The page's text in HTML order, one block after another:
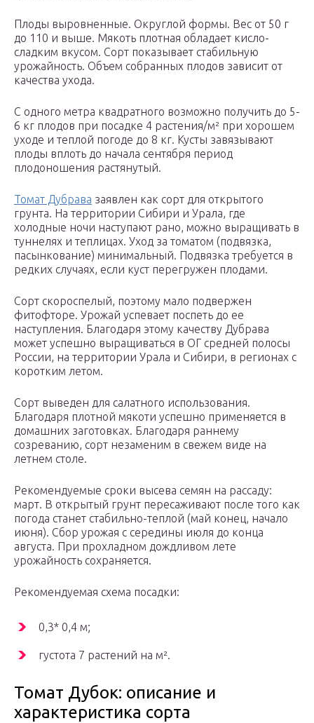
Плоды выровненные. Округлой формы. Вес от 50 г
до 110 и выше. Мякоть плотная обладает кисло-
сладким вкусом. Сорт показывает стабильную
урожайность. Объем собранных плодов зависит от
качества ухода.
С одного метра квадратного возможно получить до 5-
6 кг плодов при посадке 4 растения/м² при хорошем
уходе и теплой погоде до 8 кг. Кусты завязывают
плоды вплоть до начала сентября период
плодоношения растянутый.
Томат Дубрава заявлен как сорт для открытого
грунта. На территории Сибири и Урала, где
холодные ночи наступают рано, можно выращивать в
туннелях и теплицах. Уход за томатом (подвязка,
пасынкование) минимальный. Подвязка требуется в
редких случаях, если куст перегружен плодами.
Сорт скороспелый, поэтому мало подвержен
фитофторе. Урожай успевает поспеть до ее
наступления. Благодаря этому качеству Дубрава
может успешно выращиваться в ОГ средней полосы
России, на территории Урала и Сибири, в регионах с
коротким летом.
Сорт выведен для салатного использования.
Благодаря плотной мякоти успешно применяется в
домашних заготовках. Благодаря раннему
созреванию, сорт незаменим в свежем виде на
летнем столе.
Рекомендуемые сроки высева семян на рассаду:
март. В открытый грунт пересаживают после того как
погода станет стабильно-теплой (май конец, начало
июня). Сбор урожая с середины июля до конца
августа. При прохладном дождливом лете
урожайность сохраняется.
Рекомендуемая схема посадки:
0,3* 0,4 м;
густота 7 растений на м².
Томат Дубок: описание и
характеристика сорта